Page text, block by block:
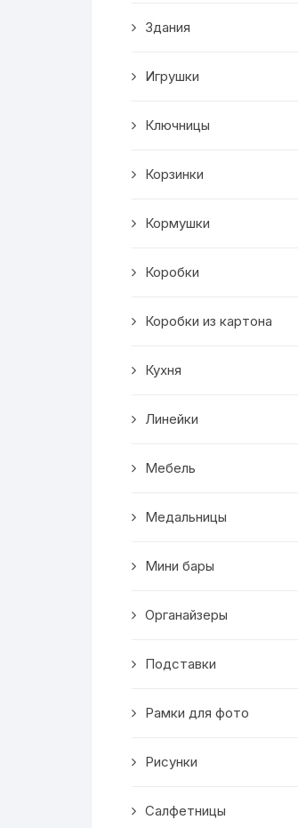
Светильники
Подставки
Мини бары
Транспорт
Скворечники
Кормушки
Линейки
Здания
Игрушки
Ключницы
Корзинки
Кормушки
Коробки
Коробки из картона
Кухня
Линейки
Мебель
Медальницы
Мини бары
Органайзеры
Подставки
Рамки для фото
Рисунки
Салфетницы